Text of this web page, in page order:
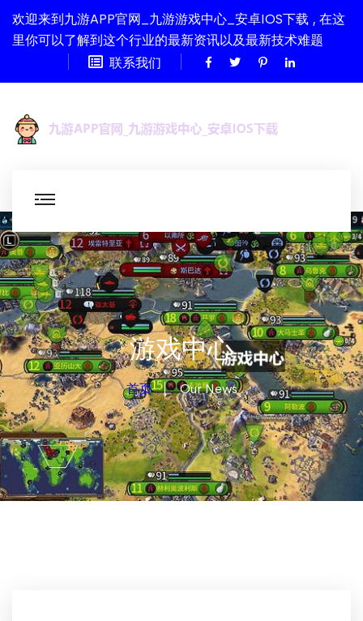
欢迎来到九游APP官网_九游游戏中心_安卓IOS下载 , 在这
里你可以了解到这个行业的最新资讯以及最新技术难题
联系我们
游戏中心
首页 Our News